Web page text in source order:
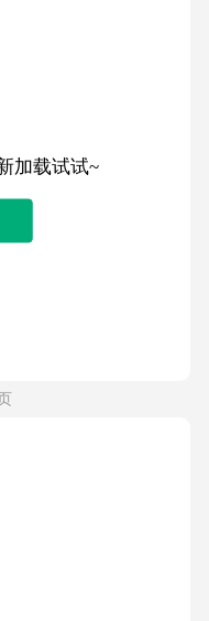
加载试试~